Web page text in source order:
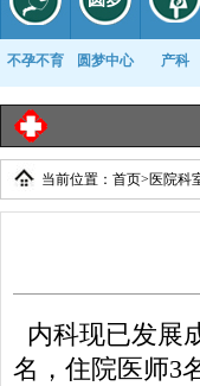
不孕不育 圆梦中心 产科
康复科
当前位置： 首页> 医院科
内科现已发展
名，住院医师3